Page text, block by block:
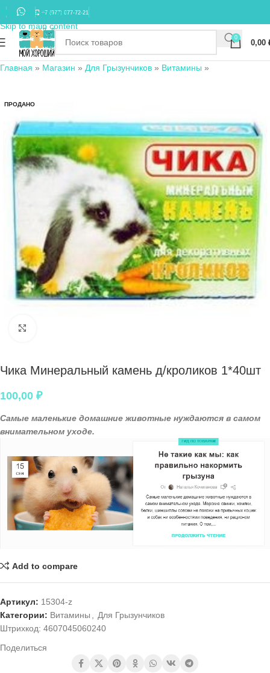
Skip to navigation
Skip to main content
+7 (977) 677-72-21
0
0,00
Главная » Магазин » Для Грызунчиков » Витамины »
ПРОДАНО
Чика Минеральный камень д/кроликов 1*40шт
100,00 ₽
Самые маленькие домашние животные нуждаются в самом
внимательном уходе.
Add to compare
Артикул: 15304-z
Категории: Витамины , Для Грызунчиков
Штрихкод: 4607045060240
Поделиться